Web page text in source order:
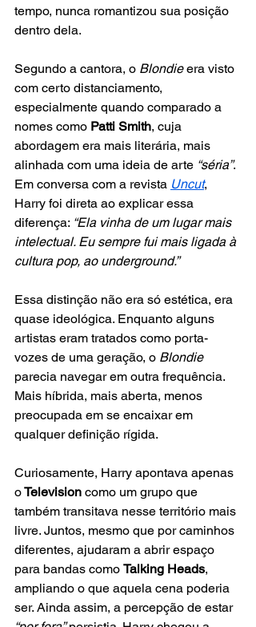
tempo, nunca romantizou sua posição
dentro dela.
Segundo a cantora, o Blondie era visto
com certo distanciamento,
especialmente quando comparado a
nomes como Patti Smith, cuja
abordagem era mais literária, mais
alinhada com uma ideia de arte “séria”.
Em conversa com a revista Uncut,
Harry foi direta ao explicar essa
diferença: “Ela vinha de um lugar mais
intelectual. Eu sempre fui mais ligada à
cultura pop, ao underground.”
Essa distinção não era só estética, era
quase ideológica. Enquanto alguns
artistas eram tratados como porta-
vozes de uma geração, o Blondie
parecia navegar em outra frequência.
Mais híbrida, mais aberta, menos
preocupada em se encaixar em
qualquer definição rígida.
Curiosamente, Harry apontava apenas
o Television como um grupo que
também transitava nesse território mais
livre. Juntos, mesmo que por caminhos
diferentes, ajudaram a abrir espaço
para bandas como Talking Heads,
ampliando o que aquela cena poderia
ser. Ainda assim, a percepção de estar